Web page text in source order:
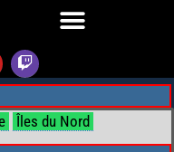
Îles du Nord